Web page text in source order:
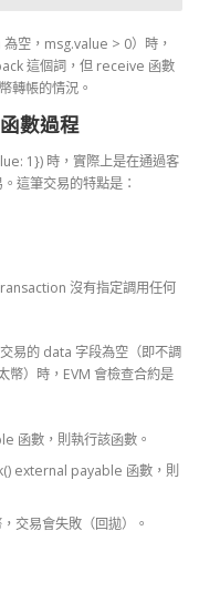
空，msg.value > 0）時，
這個詞，但 receive 函數
轉帳的情況。
數過程
1}) 時，實際上是在通過客
這筆交易的特點是：
沒有指定調用任何
易的 data 字段為空（即不調
幣）時，EVM 會檢查合約是
函數，則執行該函數。
external payable 函數，則
交易會失敗（回拋）。